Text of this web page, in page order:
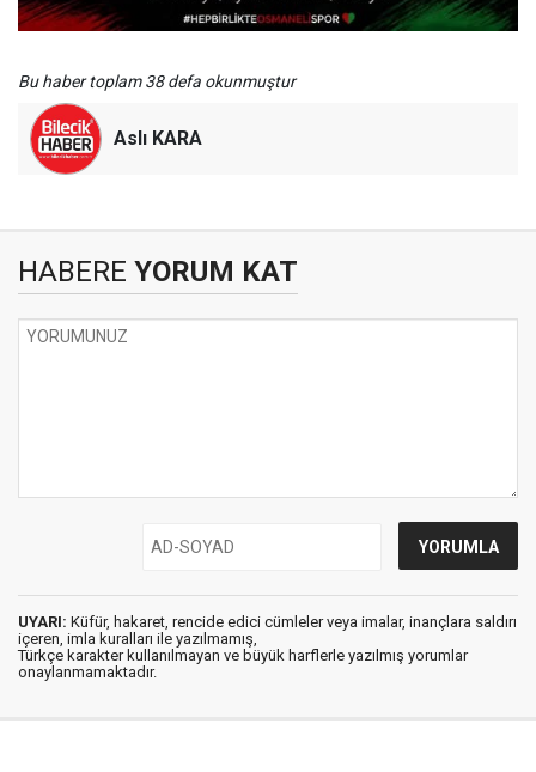
Bu haber toplam 38 defa okunmuştur
Aslı KARA
HABERE YORUM KAT
UYARI: Küfür, hakaret, rencide edici cümleler veya imalar, inançlara saldırı
içeren, imla kuralları ile yazılmamış,
Türkçe karakter kullanılmayan ve büyük harflerle yazılmış yorumlar
onaylanmamaktadır.